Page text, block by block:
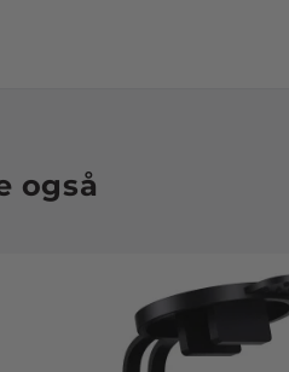
også